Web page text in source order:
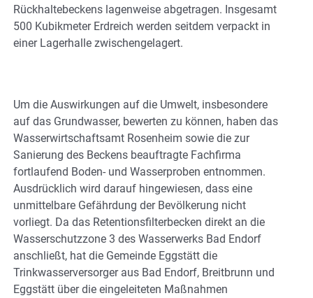
Rückhaltebeckens lagenweise abgetragen. Insgesamt
500 Kubikmeter Erdreich werden seitdem verpackt in
einer Lagerhalle zwischengelagert.
Um die Auswirkungen auf die Umwelt, insbesondere
auf das Grundwasser, bewerten zu können, haben das
Wasserwirtschaftsamt Rosenheim sowie die zur
Sanierung des Beckens beauftragte Fachfirma
fortlaufend Boden- und Wasserproben entnommen.
Ausdrücklich wird darauf hingewiesen, dass eine
unmittelbare Gefährdung der Bevölkerung nicht
vorliegt. Da das Retentionsfilterbecken direkt an die
Wasserschutzzone 3 des Wasserwerks Bad Endorf
anschließt, hat die Gemeinde Eggstätt die
Trinkwasserversorger aus Bad Endorf, Breitbrunn und
Eggstätt über die eingeleiteten Maßnahmen